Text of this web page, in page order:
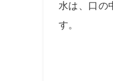
水は、口の
す。